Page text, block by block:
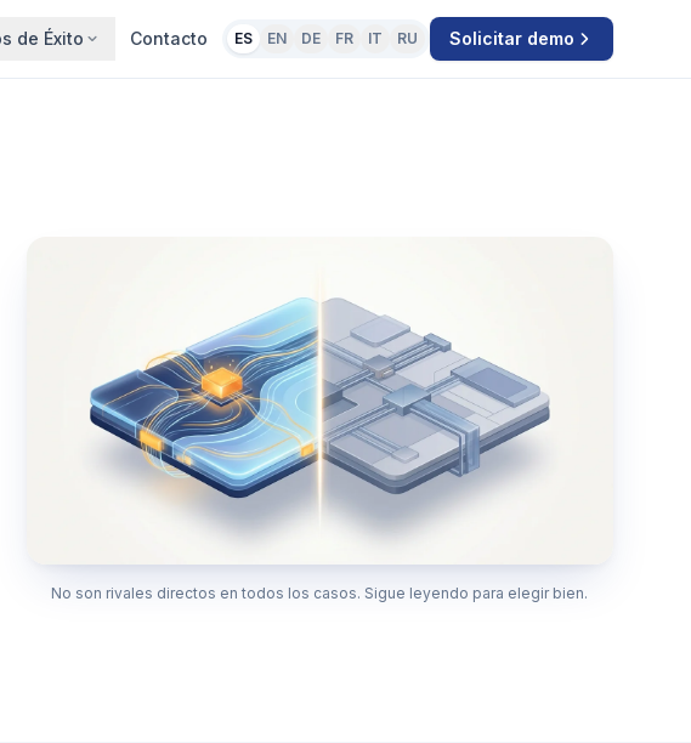
de Éxito Contacto ES EN DE FR IT RU Solicitar demo
No son rivales directos en todos los casos. Sigue leyendo para elegir bien.